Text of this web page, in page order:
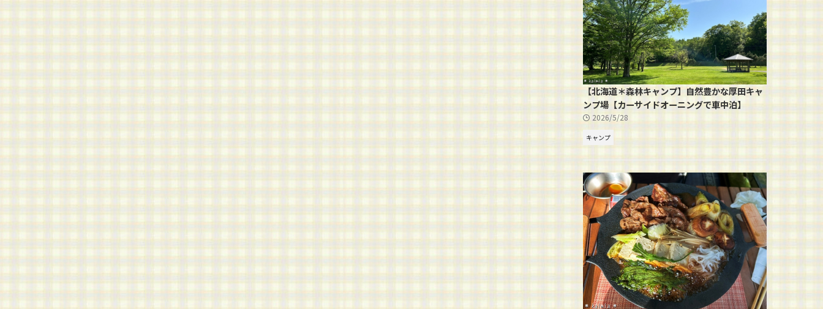
【北海道＊森林キャンプ】自然豊かな厚田キャ
ンプ場【カーサイドオーニングで車中泊】
2026/5/28
キャンプ